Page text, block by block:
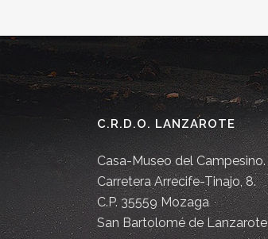
C.R.D.O. LANZAROTE
Casa-Museo del Campesino.
Carretera Arrecife-Tinajo, 8.
C.P. 35559 Mozaga
San Bartolomé de Lanzarote